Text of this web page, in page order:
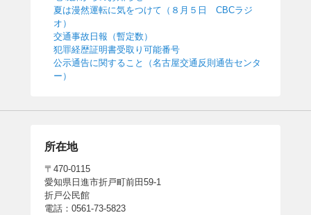
夏は漫然運転に気をつけて（８月５日 CBCラジ
オ）
交通事故日報（暫定数）
犯罪経歴証明書受取り可能番号
公示通告に関すること（名古屋交通反則通告センタ
ー）
所在地
〒470-0115
愛知県日進市折戸町前田59-1
折戸公民館
電話：0561-73-5823